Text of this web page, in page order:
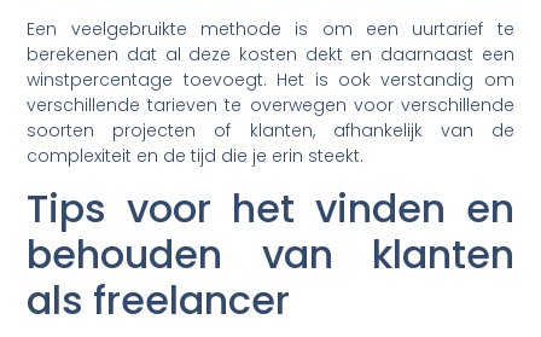
Een veelgebruikte methode is om een uurtarief te
berekenen dat al deze kosten dekt en daarnaast een
winstpercentage toevoegt. Het is ook verstandig om
verschillende tarieven te overwegen voor verschillende
soorten projecten of klanten, afhankelijk van de
complexiteit en de tijd die je erin steekt.
Tips voor het vinden en
behouden van klanten
als freelancer